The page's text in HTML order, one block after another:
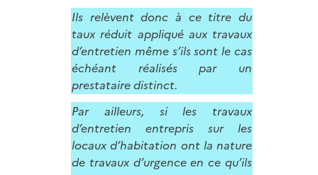
Ils relèvent donc à ce titre du
taux réduit appliqué aux travaux
d’entretien même s’ils sont le cas
échéant réalisés par un
prestataire distinct.
Par ailleurs, si les travaux
d’entretien entrepris sur les
locaux d’habitation ont la nature
de travaux d’urgence en ce qu’ils